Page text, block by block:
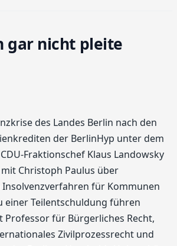
gar nicht pleite
des Landes Berlin nach den
der BerlinHyp unter dem
Fraktionschef Klaus Landowsky
Christoph Paulus über
für Kommunen
einer Teilentschuldung führen
Professor für Bürgerliches Recht,
Zivilprozessrecht und